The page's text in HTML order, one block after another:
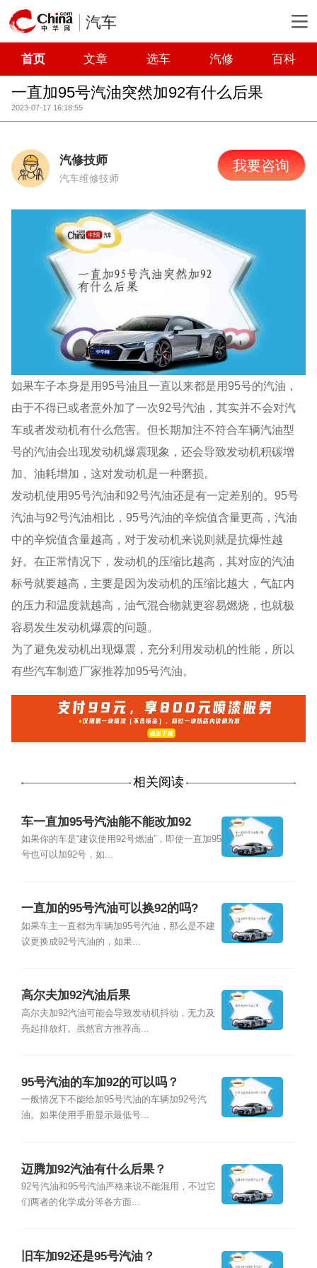
汽车
首页 文章 选车 汽修 百科
一直加95号汽油突然加92有什么后果
2023-07-17 16:18:55
汽修技师
汽车维修技师
我要咨询
如果车子本身是用95号油且一直以来都是用95号的汽油，
由于不得已或者意外加了一次92号汽油，其实并不会对汽
车或者发动机有什么危害。但长期加注不符合车辆汽油型
号的汽油会出现发动机爆震现象，还会导致发动机积碳增
加、油耗增加，这对发动机是一种磨损。
发动机使用95号汽油和92号汽油还是有一定差别的。95号
汽油与92号汽油相比，95号汽油的辛烷值含量更高，汽油
中的辛烷值含量越高，对于发动机来说则就是抗爆性越
好。在正常情况下，发动机的压缩比越高，其对应的汽油
标号就要越高，主要是因为发动机的压缩比越大，气缸内
的压力和温度就越高，油气混合物就更容易燃烧，也就极
容易发生发动机爆震的问题。
为了避免发动机出现爆震，充分利用发动机的性能，所以
有些汽车制造厂家推荐加95号汽油。
相关阅读
车一直加95号汽油能不能改加92
如果你的车是“建议使用92号燃油”，即使一直加95
号也可以加92号，如...
一直加的95号汽油可以换92的吗?
如果车主一直都为车辆加95号汽油，那么是不建
议更换成92号汽油的，如果...
高尔夫加92汽油后果
高尔夫加92汽油可能会导致发动机抖动，无力及
亮起排放灯。虽然官方推荐高...
95号汽油的车加92的可以吗？
一般情况下不能给加95号汽油的车辆加92号汽
油。如果使用手册显示最低号...
迈腾加92汽油有什么后果？
92号汽油和95号汽油严格来说不能混用，不过它
们两者的化学成分等各方面...
旧车加92还是95号汽油？